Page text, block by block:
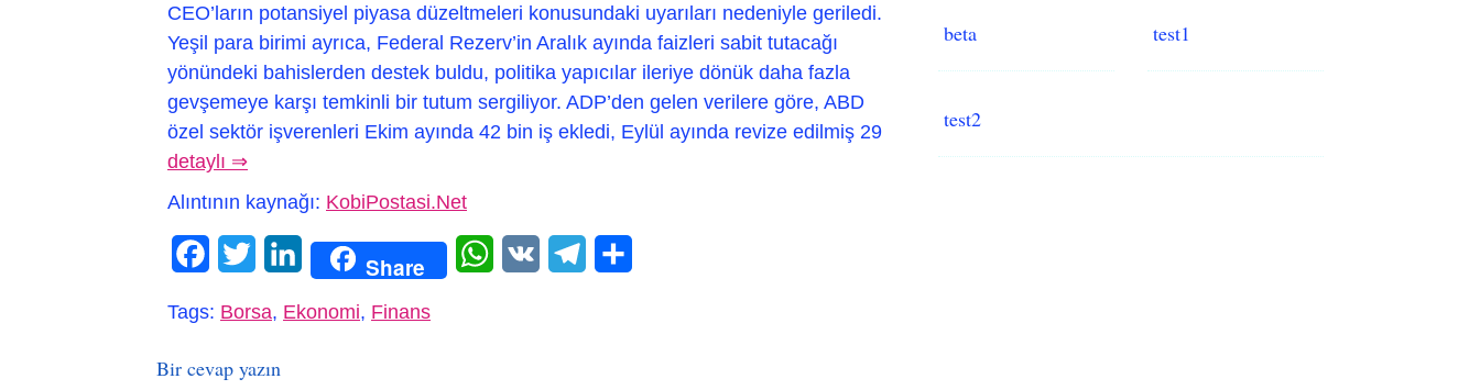
CEO’ların potansiyel piyasa düzeltmeleri konusundaki uyarıları nedeniyle geriledi.
Yeşil para birimi ayrıca, Federal Rezerv’in Aralık ayında faizleri sabit tutacağı
yönündeki bahislerden destek buldu, politika yapıcılar ileriye dönük daha fazla
gevşemeye karşı temkinli bir tutum sergiliyor. ADP’den gelen verilere göre, ABD
özel sektör işverenleri Ekim ayında 42 bin iş ekledi, Eylül ayında revize edilmiş 29
detaylı ⇒
Alıntının kaynağı: KobiPostasi.Net
Facebook
Twitter LinkedIn Share WhatsApp
VK Telegram
Tags: Borsa, Ekonomi, Finans
Bir cevap yazın
beta test1
test2